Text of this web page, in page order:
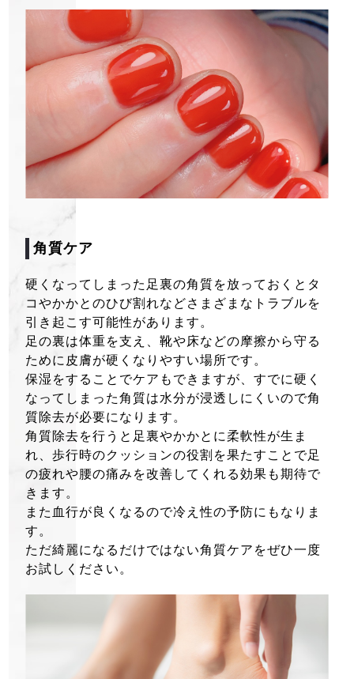
角質ケア
硬くなってしまった足裏の角質を放っておくとタ
コやかかとのひび割れなどさまざまなトラブルを
引き起こす可能性があります。
足の裏は体重を支え、靴や床などの摩擦から守る
ために皮膚が硬くなりやすい場所です。
保湿をすることでケアもできますが、すでに硬く
なってしまった角質は水分が浸透しにくいので角
質除去が必要になります。
角質除去を行うと足裏やかかとに柔軟性が生ま
れ、歩行時のクッションの役割を果たすことで足
の疲れや腰の痛みを改善してくれる効果も期待で
きます。
また血行が良くなるので冷え性の予防にもなりま
す。
ただ綺麗になるだけではない角質ケアをぜひ一度
お試しください。